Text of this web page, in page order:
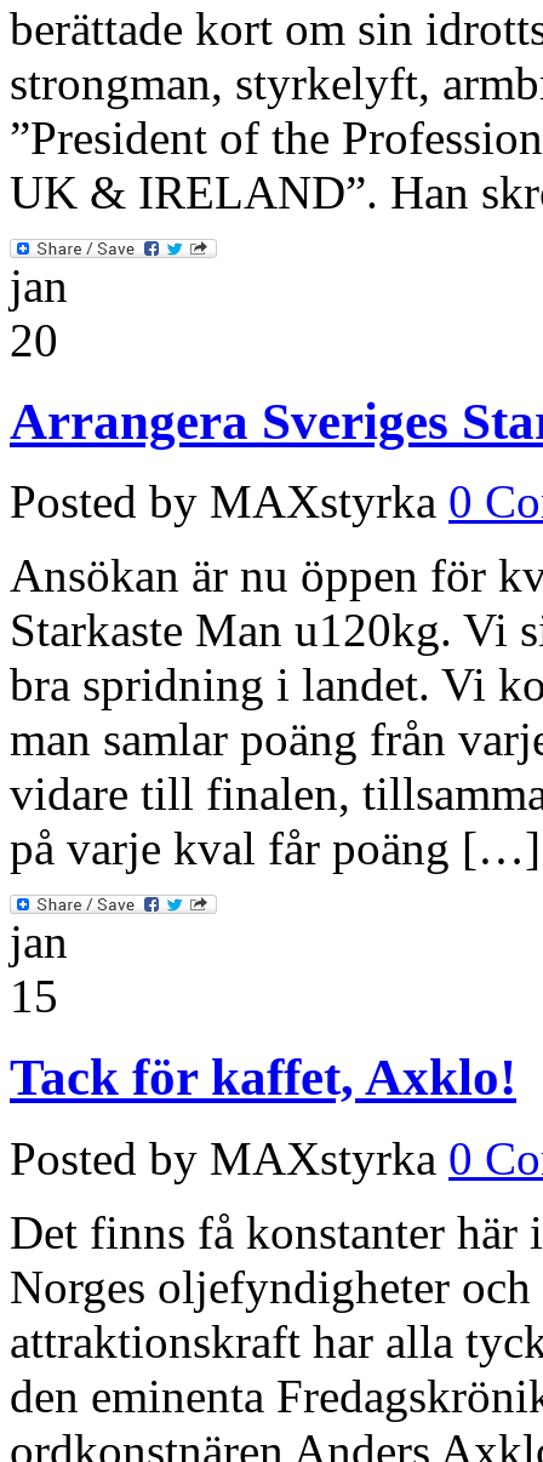
berättade kort om sin
strongman, styrkelyft,
”President of the
UK & IRELAND”. Han
jan
20
Arrangera Sveriges
Posted by MAXstyrka 0
Ansökan är nu öppen för
Starkaste Man u120kg. Vi
bra spridning i landet. Vi
man samlar poäng från
vidare till finalen,
på varje kval får poäng […]
jan
15
Tack för kaffet, Axklo!
Posted by MAXstyrka 0
Det finns få konstanter
Norges oljefyndigheter
attraktionskraft har alla
den eminenta
ordkonstnären Anders